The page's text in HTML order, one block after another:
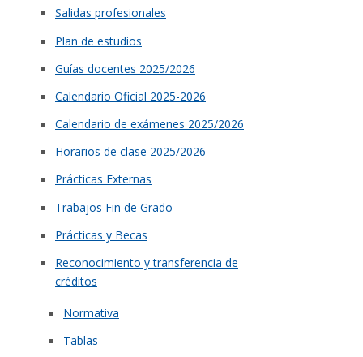
Salidas profesionales
Plan de estudios
Guías docentes 2025/2026
Calendario Oficial 2025-2026
Calendario de exámenes 2025/2026
Horarios de clase 2025/2026
Prácticas Externas
Trabajos Fin de Grado
Prácticas y Becas
Reconocimiento y transferencia de
créditos
Normativa
Tablas